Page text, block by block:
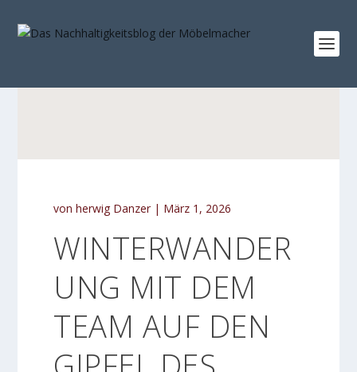
vonherwig Danzer | März 1, 2026
WINTERWANDER
UNG MIT DEM
TEAM AUF DEN